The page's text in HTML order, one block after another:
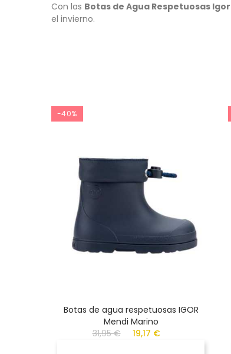
Con las Botas de Agua Respetuosas
el invierno.
-40%
Botas de agua respetuosas IGOR
Mendi Marino
31,95 €
19,17 €